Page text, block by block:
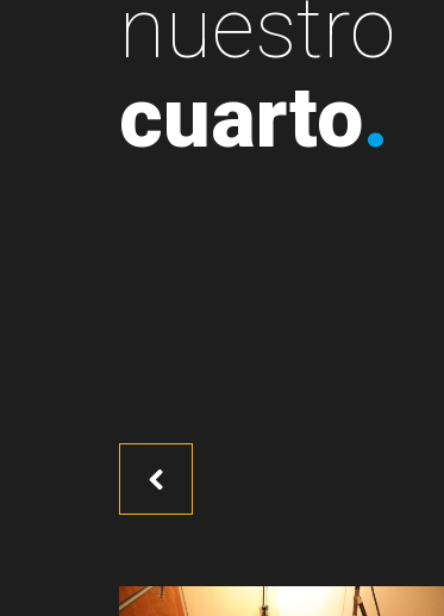
nuestro
cuarto.